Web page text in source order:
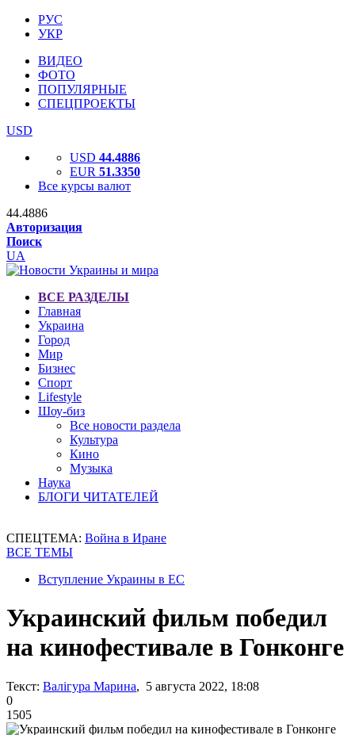
РУС
УКР
ВИДЕО
ФОТО
ПОПУЛЯРНЫЕ
СПЕЦПРОЕКТЫ
USD
USD 44.4886
EUR 51.3350
Все курсы валют
44.4886
Авторизация
Поиск
UA
ВСЕ РАЗДЕЛЫ
Главная
Украина
Город
Мир
Бизнес
Спорт
Lifestyle
Шоу-биз
Все новости раздела
Культура
Кино
Музыка
Наука
БЛОГИ ЧИТАТЕЛЕЙ
СПЕЦТЕМА: Война в Иране
ВСЕ ТЕМЫ
Вступление Украины в ЕС
Украинский фильм победил
на кинофестивале в Гонконге
Текст: Валігура Марина, 5 августа 2022, 18:08
0
1505